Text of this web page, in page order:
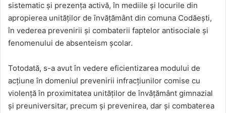
sistematic și prezența activă, în mediile și locurile din
apropierea unităților de învățământ din comuna Codăești,
în vederea prevenirii și combaterii faptelor antisociale și
fenomenului de absenteism școlar.
Totodată, s-a avut în vedere eficientizarea modului de
acțiune în domeniul prevenirii infracțiunilor comise cu
violență în proximitatea unităților de învățământ gimnazial
și preuniversitar, precum și prevenirea, dar și combaterea